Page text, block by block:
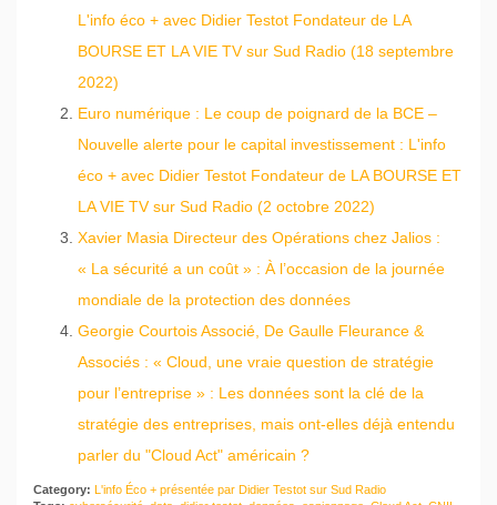
L'info éco + avec Didier Testot Fondateur de LA
BOURSE ET LA VIE TV sur Sud Radio (18 septembre
2022)
Euro numérique : Le coup de poignard de la BCE –
Nouvelle alerte pour le capital investissement : L'info
éco + avec Didier Testot Fondateur de LA BOURSE ET
LA VIE TV sur Sud Radio (2 octobre 2022)
Xavier Masia Directeur des Opérations chez Jalios :
« La sécurité a un coût » : À l’occasion de la journée
mondiale de la protection des données
Georgie Courtois Associé, De Gaulle Fleurance &
Associés : « Cloud, une vraie question de stratégie
pour l’entreprise » : Les données sont la clé de la
stratégie des entreprises, mais ont-elles déjà entendu
parler du "Cloud Act" américain ?
Category: L'info Éco + présentée par Didier Testot sur Sud Radio